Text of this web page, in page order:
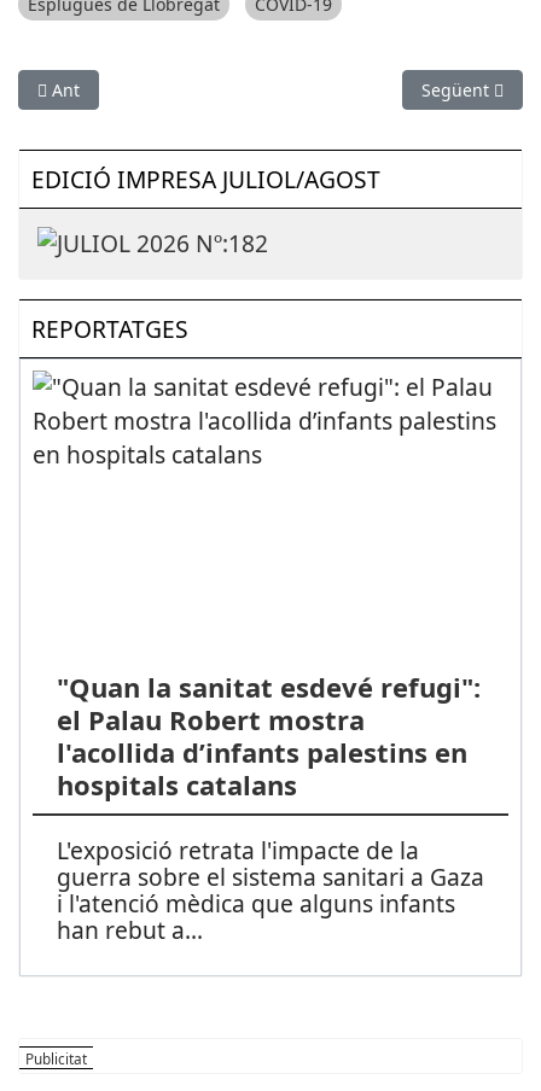
Article anterior: L’Aeroport del Prat dona senyals de
Ant Article
Següent
EDICIÓ IMPRESA JULIOL/AGOST
REPORTATGES
"Quan la sanitat esdevé refugi":
el Palau Robert mostra
l'acollida d’infants palestins en
hospitals catalans
L'exposició retrata l'impacte de la
guerra sobre el sistema sanitari a Gaza
i l'atenció mèdica que alguns infants
han rebut a...